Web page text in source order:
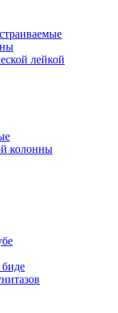
лейкой
колонны